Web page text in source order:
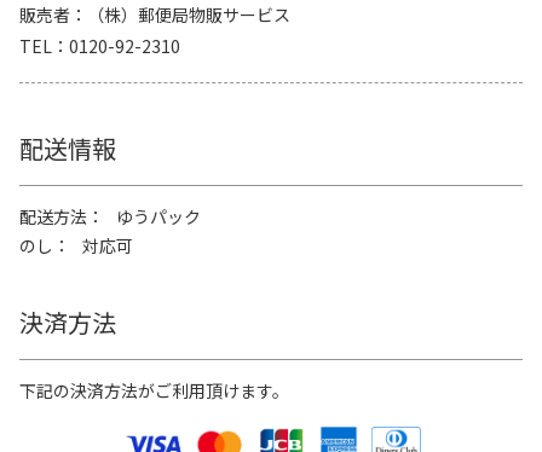
販売者
（株）郵便局物販サービス
TEL
0120-92-2310
配送情報
配送方法
ゆうパック
のし
対応可
決済方法
下記の決済方法がご利用頂けます。